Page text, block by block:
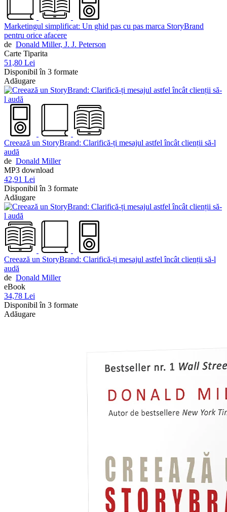
Marketingul simplificat: Un ghid pas cu pas marca StoryBrand
pentru orice afacere
de Donald Miller, J. J. Peterson
Carte Tiparita
51,80 Lei
Disponibil în 3 formate
Adăugare
Creează un StoryBrand: Clarifică-ți mesajul astfel încât clienții să-l
audă
de Donald Miller
MP3 download
42,91 Lei
Disponibil în 3 formate
Adăugare
Creează un StoryBrand: Clarifică-ți mesajul astfel încât clienții să-l
audă
de Donald Miller
eBook
34,78 Lei
Disponibil în 3 formate
Adăugare